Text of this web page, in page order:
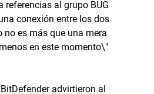
referencias al grupo BUG
conexión entre los dos
no es más que una mera
en este momento\"
advirtieron al